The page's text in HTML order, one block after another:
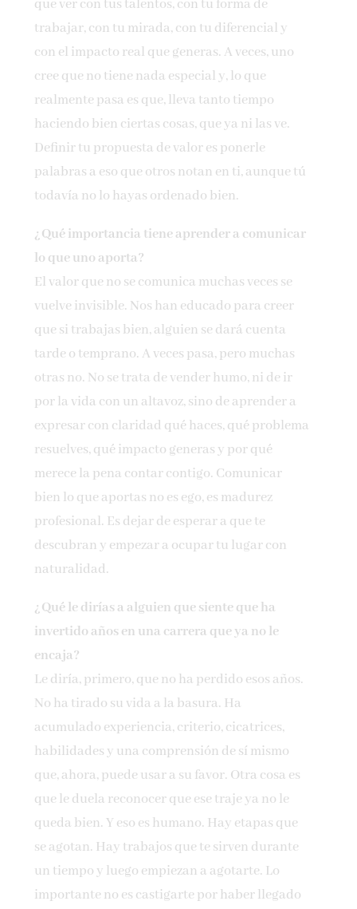
que ver con tus talentos, con tu forma de
trabajar, con tu mirada, con tu diferencial y
con el impacto real que generas. A veces, uno
cree que no tiene nada especial y, lo que
realmente pasa es que, lleva tanto tiempo
haciendo bien ciertas cosas, que ya ni las ve.
Definir tu propuesta de valor es ponerle
palabras a eso que otros notan en ti, aunque tú
todavía no lo hayas ordenado bien.
¿Qué importancia tiene aprender a comunicar
lo que uno aporta?
El valor que no se comunica muchas veces se
vuelve invisible. Nos han educado para creer
que si trabajas bien, alguien se dará cuenta
tarde o temprano. A veces pasa, pero muchas
otras no. No se trata de vender humo, ni de ir
por la vida con un altavoz, sino de aprender a
expresar con claridad qué haces, qué problema
resuelves, qué impacto generas y por qué
merece la pena contar contigo. Comunicar
bien lo que aportas no es ego, es madurez
profesional. Es dejar de esperar a que te
descubran y empezar a ocupar tu lugar con
naturalidad.
¿Qué le dirías a alguien que siente que ha
invertido años en una carrera que ya no le
encaja?
Le diría, primero, que no ha perdido esos años.
No ha tirado su vida a la basura. Ha
acumulado experiencia, criterio, cicatrices,
habilidades y una comprensión de sí mismo
que, ahora, puede usar a su favor. Otra cosa es
que le duela reconocer que ese traje ya no le
queda bien. Y eso es humano. Hay etapas que
se agotan. Hay trabajos que te sirven durante
un tiempo y luego empiezan a agotarte. Lo
importante no es castigarte por haber llegado